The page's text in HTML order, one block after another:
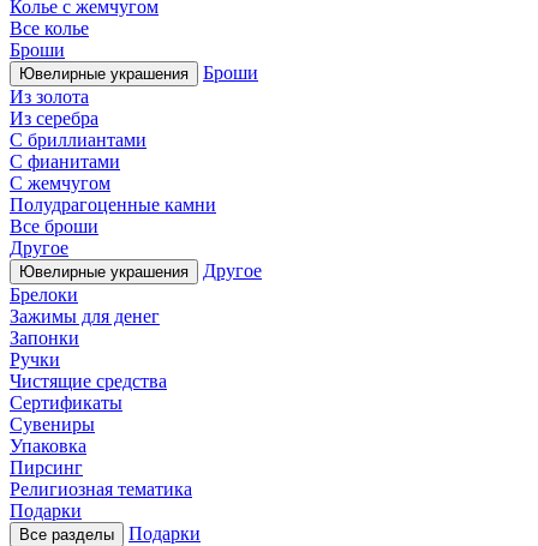
Колье с жемчугом
Все колье
Броши
Ювелирные украшения
Броши
Из золота
Из серебра
С бриллиантами
С фианитами
С жемчугом
Полудрагоценные камни
Все броши
Другое
Ювелирные украшения
Другое
Брелоки
Зажимы для денег
Запонки
Ручки
Чистящие средства
Сертификаты
Сувениры
Упаковка
Пирсинг
Религиозная тематика
Подарки
Все разделы
Подарки